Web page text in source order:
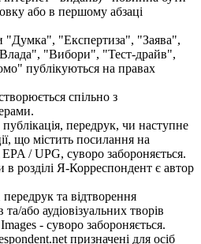
або в першому абзаці
"Думка", "Експертиза", "Заява",
"Вибори", "Тест-драйв",
публікуються на правах
спільно з
передрук, чи наступне
що містить посилання на
/ UPG, суворо забороняється.
в розділі Я-Корреспондент є автор
та відтворення
або аудіовізуальних творів
- суворо забороняється.
призначені для осіб